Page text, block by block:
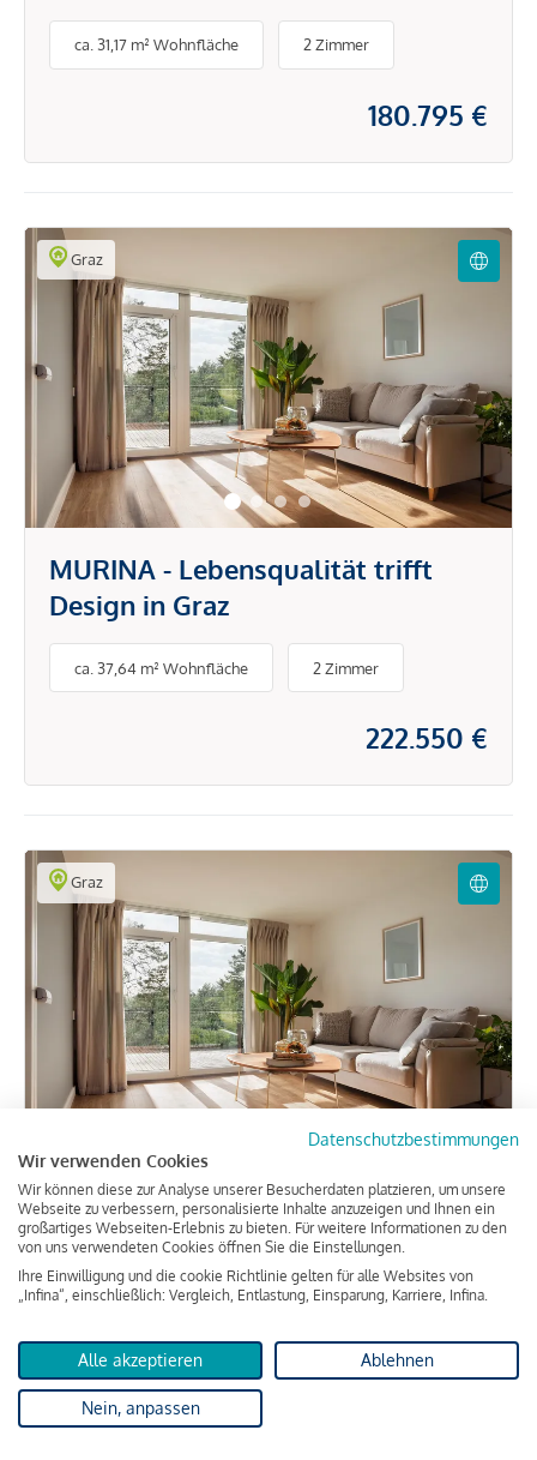
ca. 31,17 m² Wohnfläche 2 Zimmer
180.795 €
Graz
MURINA - Lebensqualität trifft
Design in Graz
ca. 37,64 m² Wohnfläche 2 Zimmer
222.550 €
Graz
MURINA - Zuhause an der Mur,
mitten im Leben
ca. 30,59 m² Wohnfläche 2 Zimmer
190.657 €
Datenschutzbestimmungen
Wir verwenden Cookies
Wir können diese zur Analyse unserer Besucherdaten platzieren, um unsere
Webseite zu verbessern, personalisierte Inhalte anzuzeigen und Ihnen ein
großartiges Webseiten-Erlebnis zu bieten. Für weitere Informationen zu den
von uns verwendeten Cookies öffnen Sie die Einstellungen.
Ihre Einwilligung und die cookie Richtlinie gelten für alle Websites von
„Infina“, einschließlich: Vergleich, Entlastung, Einsparung, Karriere, Infina.
Alle akzeptieren Ablehnen
Nein, anpassen